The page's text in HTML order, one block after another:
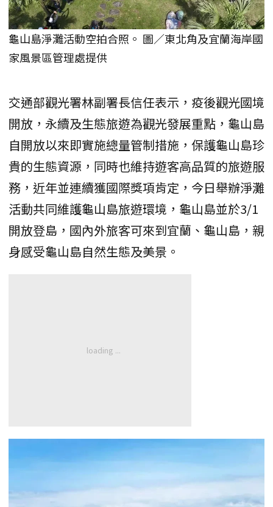
龜山島淨灘活動空拍合照。 圖／東北角及宜蘭海岸國
家風景區管理處提供
交通部觀光署林副署長信任表示，疫後觀光國境
開放，永續及生態旅遊為觀光發展重點，龜山島
自開放以來即實施總量管制措施，保護龜山島珍
貴的生態資源，同時也維持遊客高品質的旅遊服
務，近年並連續獲國際獎項肯定，今日舉辦淨灘
活動共同維護龜山島旅遊環境，龜山島並於3/1
開放登島，國內外旅客可來到宜蘭、龜山島，親
身感受龜山島自然生態及美景。